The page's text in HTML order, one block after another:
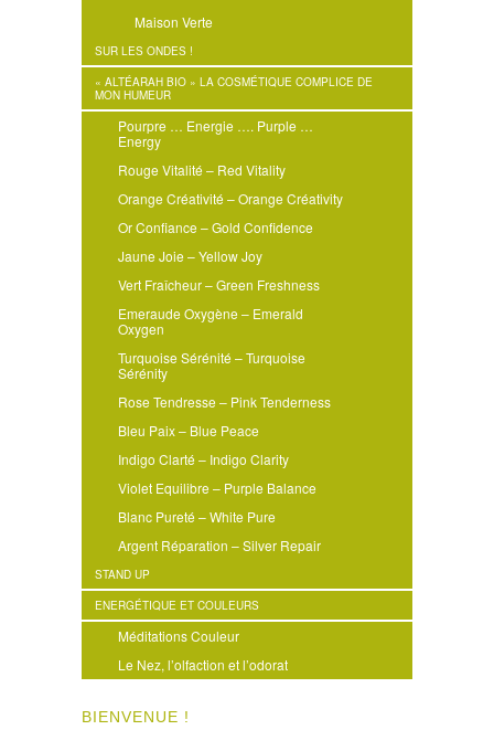
Maison Verte
SUR LES ONDES !
« ALTÉARAH BIO » LA COSMÉTIQUE COMPLICE DE
MON HUMEUR
Pourpre … Energie …. Purple …
Energy
Rouge Vitalité – Red Vitality
Orange Créativité – Orange Créativity
Or Confiance – Gold Confidence
Jaune Joie – Yellow Joy
Vert Fraîcheur – Green Freshness
Emeraude Oxygène – Emerald
Oxygen
Turquoise Sérénité – Turquoise
Sérénity
Rose Tendresse – Pink Tenderness
Bleu Paix – Blue Peace
Indigo Clarté – Indigo Clarity
Violet Equilibre – Purple Balance
Blanc Pureté – White Pure
Argent Réparation – Silver Repair
STAND UP
ENERGÉTIQUE ET COULEURS
Méditations Couleur
Le Nez, l’olfaction et l’odorat
BIENVENUE !